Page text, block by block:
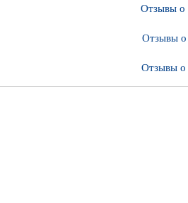
Отзывы о
Отзывы
Отзывы о